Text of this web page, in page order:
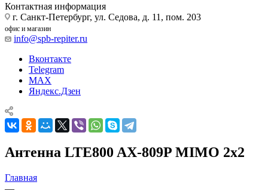
Контактная информация
г. Санкт-Петербург, ул. Седова, д. 11, пом. 203
офис и магазин
info@spb-repiter.ru
Вконтакте
Telegram
MAX
Яндекс.Дзен
Антенна LTE800 AX-809P MIMO 2x2
Главная
—